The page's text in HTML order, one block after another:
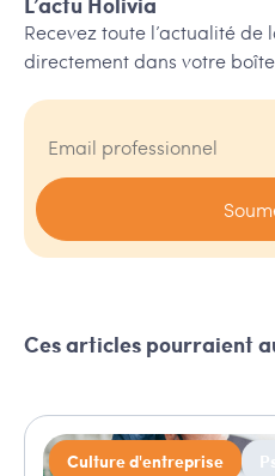
Recevez toute l’actualité
directement dans votre
Ces articles pourraient
Culture d'entreprise